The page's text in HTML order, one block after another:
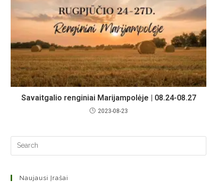
Savaitgalio renginiai Marijampolėje | 08.24-08.27
2023-08-23
Naujausi Įrašai